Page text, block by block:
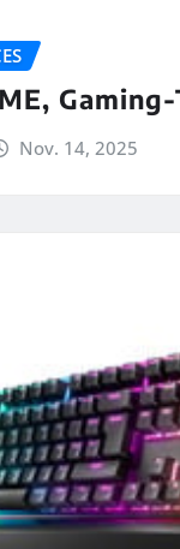
Nov. 14, 2025